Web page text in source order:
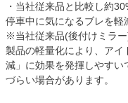
・当社従来品と比較し約
停車中に気になるブレを軽
※当社従来品(後付けミラー
製品の軽量化により、ア
減」に効果を発揮しやすい
づらい場合があります。